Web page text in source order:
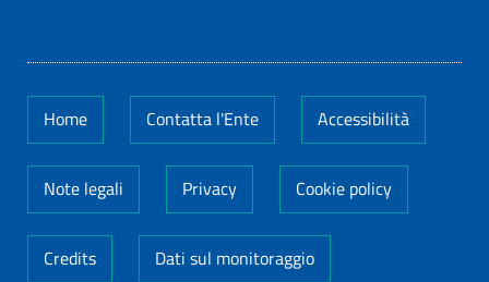
Home Contatta l'Ente Accessibilità
Note legali Privacy Cookie policy
Credits Dati sul monitoraggio